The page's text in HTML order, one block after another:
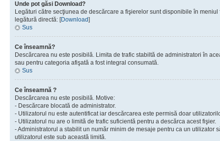
Unde pot găsi Download?
Legături către secţiunea de descărcare a fişierelor sunt disponibile în
legătură directă: [Download]
Sus
Ce înseamnă?
Descărcarea nu este posibilă. Limita de trafic stabiltă de administratori în
sau pentru categoria afişată a fost integral consumată.
Sus
Ce înseamnă ?
Descărcarea nu este posibilă. Motive:
- Descărcare blocată de administrator.
- Utilizatorul nu este autentificat iar descărcarea este permisă doar
- Utilizatorul nu are o limită de trafic suficientă pentru a descărca acest fişier.
- Administratorul a stabilit un număr minim de mesaje pentru ca un utilizator
utilizatorul este sub această limită.